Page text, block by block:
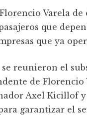
Varela
que
que ya
reunieron el
de Florencio
Axel Kicillof
garantizar el